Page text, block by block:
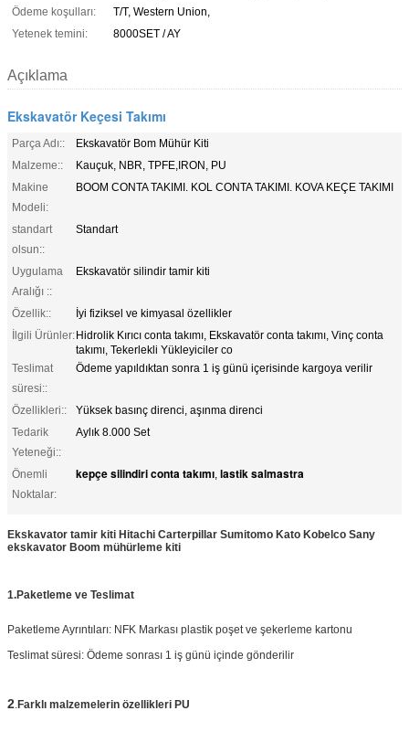
Ödeme koşulları:
T/T, Western Union,
Yetenek temini:
8000SET / AY
Açıklama
Ekskavatör Keçesi Takımı
Parça Adı::
Ekskavatör Bom Mühür Kiti
Malzeme::
Kauçuk, NBR, TPFE,IRON, PU
Makine
Modeli:
BOOM CONTA TAKIMI. KOL CONTA TAKIMI. KOVA KEÇE TAKIMI
standart
olsun::
Standart
Uygulama
Aralığı ::
Ekskavatör silindir tamir kiti
Özellik::
İyi fiziksel ve kimyasal özellikler
İlgili Ürünler:Hidrolik Kırıcı conta takımı, Ekskavatör conta takımı, Vinç conta
takımı, Tekerlekli Yükleyiciler co
Teslimat
süresi::
Ödeme yapıldıktan sonra 1 iş günü içerisinde kargoya verilir
Özellikleri::
Yüksek basınç direnci, aşınma direnci
Tedarik
Yeteneği::
Aylık 8.000 Set
Önemli
Noktalar:
kepçe silindiri conta takımı, lastik salmastra
Ekskavator tamir kiti Hitachi Carterpillar Sumitomo Kato Kobelco Sany
ekskavator Boom mühürleme kiti
1.Paketleme ve Teslimat
Paketleme Ayrıntıları: NFK Markası plastik poşet ve şekerleme kartonu
Teslimat süresi: Ödeme sonrası 1 iş günü içinde gönderilir
2.Farklı malzemelerin özellikleri PU